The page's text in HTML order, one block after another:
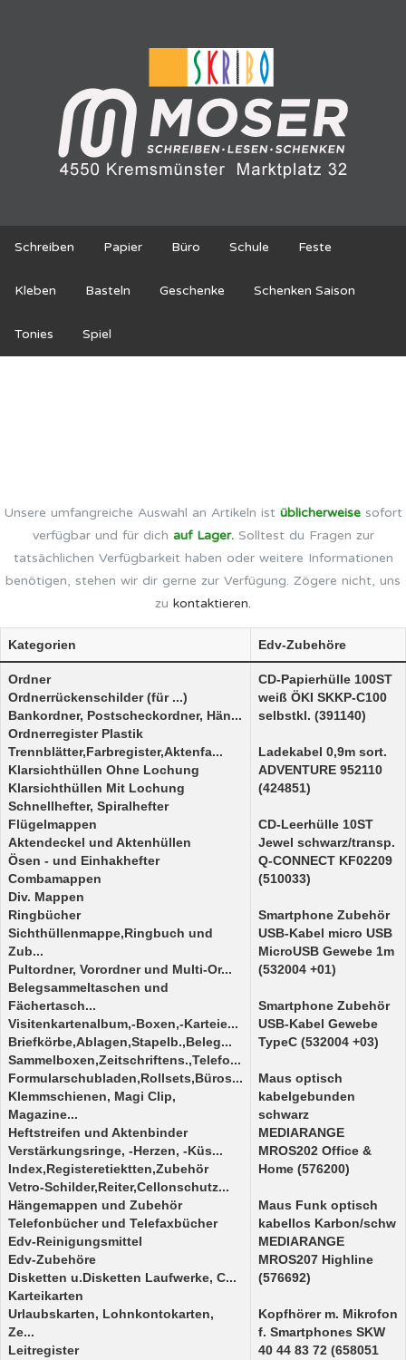
Schreiben Papier Büro Schule Feste
Kleben Basteln Geschenke Schenken Saison
Tonies Spiel
Unsere umfangreiche Auswahl an Artikeln ist üblicherweise sofort
verfügbar und für dich auf Lager.Solltest du Fragen zur
tatsächlichen Verfügbarkeit haben oder weitere Informationen
benötigen, stehen wir dir gerne zur Verfügung. Zögere nicht, uns
zu kontaktieren.
Kategorien Edv-Zubehöre
Ordner
Ordnerrückenschilder (für ...)
Bankordner, Postscheckordner, Hän...
Ordnerregister Plastik
Trennblätter,Farbregister,Aktenfa...
Klarsichthüllen Ohne Lochung
Klarsichthüllen Mit Lochung
Schnellhefter, Spiralhefter
Flügelmappen
Aktendeckel und Aktenhüllen
Ösen - und Einhakhefter
Combamappen
Div. Mappen
Ringbücher
Sichthüllenmappe,Ringbuch und
Zub...
Pultordner, Vorordner und Multi-Or...
Belegsammeltaschen und
Fächertasch...
Visitenkartenalbum,-Boxen,-Karteie...
Briefkörbe,Ablagen,Stapelb.,Beleg...
Sammelboxen,Zeitschriftens.,Telefo...
Formularschubladen,Rollsets,Büros...
Klemmschienen, Magi Clip,
Magazine...
Heftstreifen und Aktenbinder
Verstärkungsringe, -Herzen, -Küs...
Index,Registeretiektten,Zubehör
Vetro-Schilder,Reiter,Cellonschutz...
Hängemappen und Zubehör
Telefonbücher und Telefaxbücher
Edv-Reinigungsmittel
Edv-Zubehöre
Disketten u.Disketten Laufwerke, C...
Karteikarten
Urlaubskarten, Lohnkontokarten,
Ze...
Leitregister
CD-Papierhülle 100ST
weiß ÖKI SKKP-C100
selbstkl. (391140)
Ladekabel 0,9m sort.
ADVENTURE 952110
(424851)
CD-Leerhülle 10ST
Jewel schwarz/transp.
Q-CONNECT KF02209
(510033)
Smartphone Zubehör
USB-Kabel micro USB
MicroUSB Gewebe 1m
(532004 +01)
Smartphone Zubehör
USB-Kabel Gewebe
TypeC (532004 +03)
Maus optisch
kabelgebunden
schwarz
MEDIARANGE
MROS202 Office &
Home (576200)
Maus Funk optisch
kabellos Karbon/schw
MEDIARANGE
MROS207 Highline
(576692)
Kopfhörer m. Mikrofon
f. Smartphones SKW
40 44 83 72 (658051